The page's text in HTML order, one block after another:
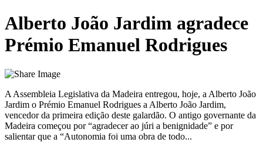
Alberto João Jardim agradece
Prémio Emanuel Rodrigues
A Assembleia Legislativa da Madeira entregou, hoje, a Alberto João
Jardim o Prémio Emanuel Rodrigues a Alberto João Jardim,
vencedor da primeira edição deste galardão. O antigo governante da
Madeira começou por “agradecer ao júri a benignidade” e por
salientar que a “Autonomia foi uma obra de todo...